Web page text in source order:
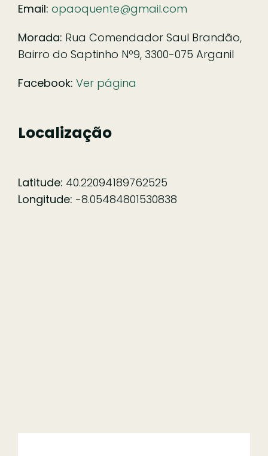
Email: opaoquente@gmail.com
Morada: Rua Comendador Saul Brandão,
Bairro do Saptinho Nº9, 3300-075 Arganil
Facebook: Ver página
Localização
Latitude: 40.22094189762525
Longitude: -8.05484801530838